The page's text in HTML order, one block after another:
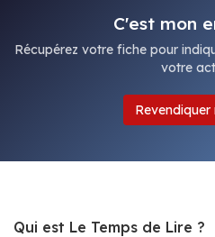
C'est mon
Récupérez votre fiche pour
votre
Qui est Le Temps de Lire ?